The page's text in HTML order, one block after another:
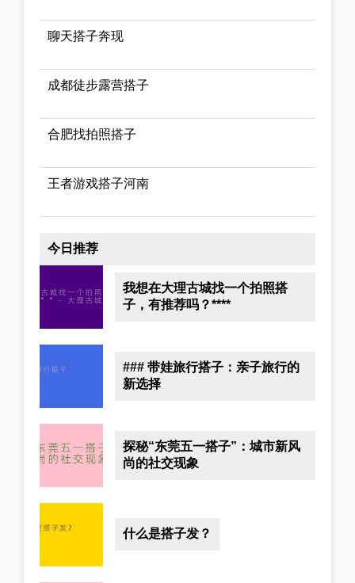
聊天搭子奔现
成都徒步露营搭子
合肥找拍照搭子
王者游戏搭子河南
今日推荐
我想在大理古城找一个拍照搭
子，有推荐吗？****
### 带娃旅行搭子：亲子旅行的
新选择
探秘“东莞五一搭子”：城市新风
尚的社交现象
什么是搭子发？